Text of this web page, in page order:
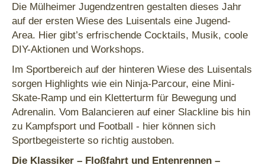
Die Mülheimer Jugendzentren gestalten dieses Jahr
auf der ersten Wiese des Luisentals eine Jugend-
Area. Hier gibt’s erfrischende Cocktails, Musik, coole
DIY-Aktionen und Workshops.
Im Sportbereich auf der hinteren Wiese des Luisentals
sorgen Highlights wie ein Ninja-Parcour, eine Mini-
Skate-Ramp und ein Kletterturm für Bewegung und
Adrenalin. Vom Balancieren auf einer Slackline bis hin
zu Kampfsport und Football - hier können sich
Sportbegeisterte so richtig austoben.
Die Klassiker – Floßfahrt und Entenrennen –